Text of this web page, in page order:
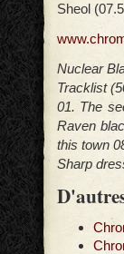
Sheol
Nuclear
Tracklist
01. The
Raven
this town
Sharp